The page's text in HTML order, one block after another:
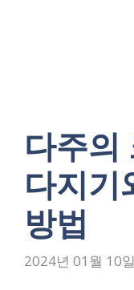
다주의
다지기
방법
2024년 01월 10일